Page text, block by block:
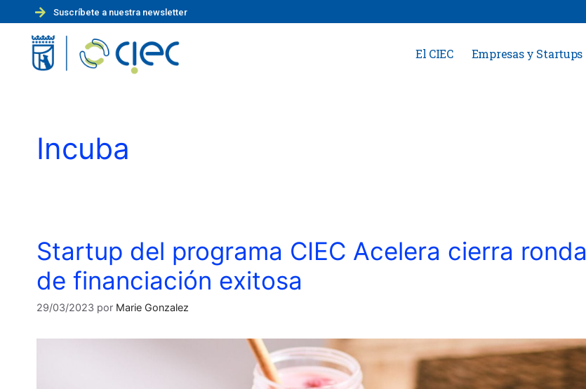
Suscríbete a nuestra newsletter
El CIEC Empresas y Startups
Incuba
Startup del programa CIEC Acelera cierra ronda
de financiación exitosa
29/03/2023 por Marie Gonzalez